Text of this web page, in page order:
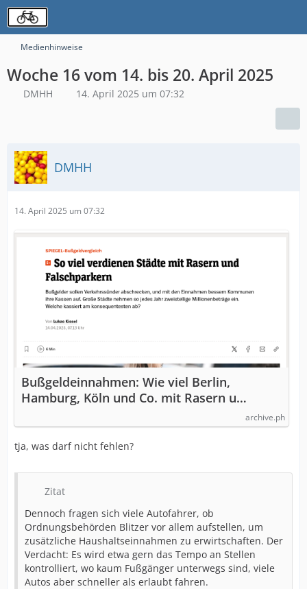
Medienhinweise
Woche 16 vom 14. bis 20. April 2025
DMHH 14. April 2025 um 07:32
DMHH
14. April 2025 um 07:32
Bußgeldeinnahmen: Wie viel Berlin,
Hamburg, Köln und Co. mit Rasern u…
archive.ph
tja, was darf nicht fehlen?
Zitat
Dennoch fragen sich viele Autofahrer, ob
Ordnungsbehörden Blitzer vor allem aufstellen, um
zusätzliche Haushaltseinnahmen zu erwirtschaften. Der
Verdacht: Es wird etwa gern das Tempo an Stellen
kontrolliert, wo kaum Fußgänger unterwegs sind, viele
Autos aber schneller als erlaubt fahren.